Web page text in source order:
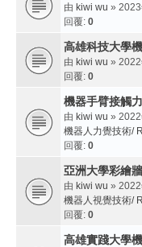
由 kiwi wu »
回覆: 0
高雄科技大學
由 kiwi wu »
回覆: 0
機器手臂接觸
由 kiwi wu »
機器人力覺技術/
回覆: 0
亞洲大學彩繪
由 kiwi wu »
機器人視覺技術/
回覆: 0
高雄實踐大學